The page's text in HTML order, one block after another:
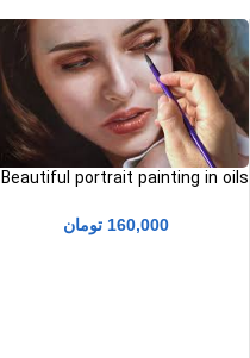
Beautiful portrait painting in oils
160,000 تومان